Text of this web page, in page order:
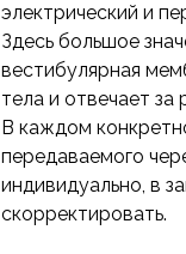
электрический и
Здесь большое
вестибулярная
тела и отвечает за
В каждом
передаваемого
индивидуально, в
скорректировать.